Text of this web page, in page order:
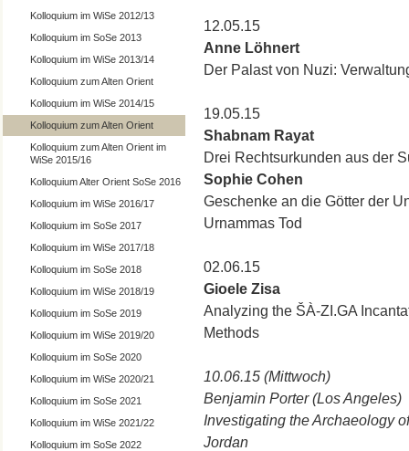
Kolloquium im WiSe 2012/13
Kolloquium im SoSe 2013
Kolloquium im WiSe 2013/14
Kolloquium zum Alten Orient
Kolloquium im WiSe 2014/15
Kolloquium zum Alten Orient
Kolloquium zum Alten Orient im
WiSe 2015/16
Kolloquium Alter Orient SoSe 2016
Kolloquium im WiSe 2016/17
Kolloquium im SoSe 2017
Kolloquium im WiSe 2017/18
Kolloquium im SoSe 2018
Kolloquium im WiSe 2018/19
Kolloquium im SoSe 2019
Kolloquium im WiSe 2019/20
Kolloquium im SoSe 2020
Kolloquium im WiSe 2020/21
Kolloquium im SoSe 2021
Kolloquium im WiSe 2021/22
Kolloquium im SoSe 2022
12.05.15
Anne Löhnert
Der Palast von Nuzi:
19.05.15
Shabnam Rayat
Drei Rechtsurkunden aus der
Sophie Cohen
Geschenke an die Götter der
Urnammas Tod
02.06.15
Gioele Zisa
Analyzing the ŠÀ-ZI.GA
Methods
10.06.15 (Mittwoch)
Benjamin Porter (Los Angeles)
Investigating the Archaeology
Jordan